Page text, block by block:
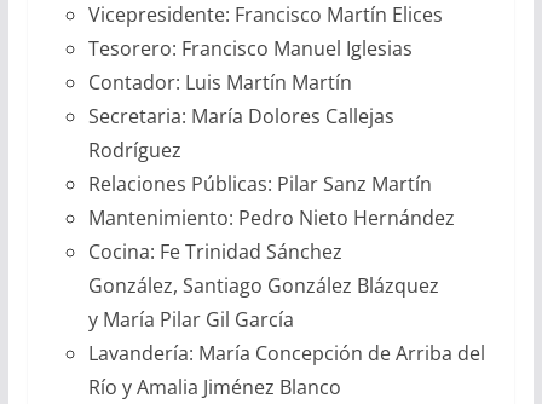
Vicepresidente: Francisco Martín Elices
Tesorero: Francisco Manuel Iglesias
Contador: Luis Martín Martín
Secretaria: María Dolores Callejas
Rodríguez
Relaciones Públicas: Pilar Sanz Martín
Mantenimiento: Pedro Nieto Hernández
Cocina: Fe Trinidad Sánchez
González, Santiago González Blázquez
y María Pilar Gil García
Lavandería: María Concepción de Arriba del
Río y Amalia Jiménez Blanco